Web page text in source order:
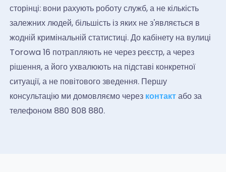
сторінці: вони рахують роботу служб, а не кількість
залежних людей, більшість із яких не з'являється в
жодній кримінальній статистиці. До кабінету на вулиці
Torowa 16 потрапляють не через реєстр, а через
рішення, а його ухвалюють на підставі конкретної
ситуації, а не повітового зведення. Першу
консультацію ми домовляємо через контактабо за
телефоном 880 808 880.